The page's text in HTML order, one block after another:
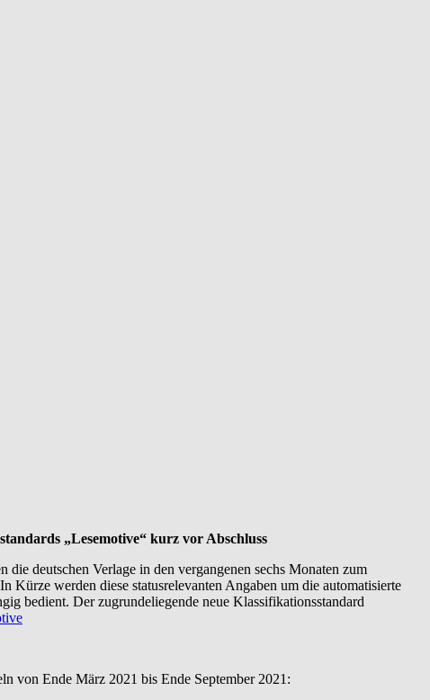
„Lesemotive“ kurz vor Abschluss
deutschen Verlage in den vergangenen sechs Monaten zum
werden diese statusrelevanten Angaben um die automatisierte
bedient. Der zugrundeliegende neue Klassifikationsstandard
von Ende März 2021 bis Ende September 2021: